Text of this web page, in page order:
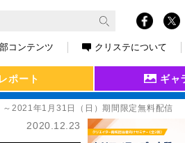
コンテンツ クリステについて
レポート ギャ
2021年1月31日（日）期間限定無料配信
2020.12.23